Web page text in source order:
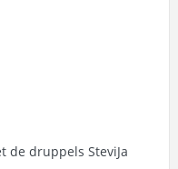
de druppels SteviJa